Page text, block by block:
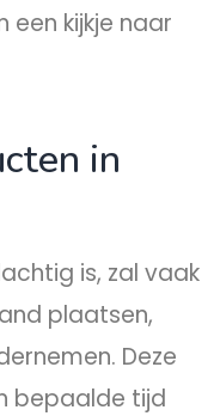
een kijkje naar
in
is, zal vaak
plaatsen,
Deze
bepaalde tijd